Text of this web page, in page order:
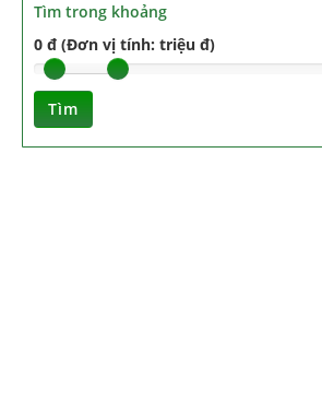
Tìm trong khoảng
0 đ (Đơn vị tính: triệu đ)
Tìm